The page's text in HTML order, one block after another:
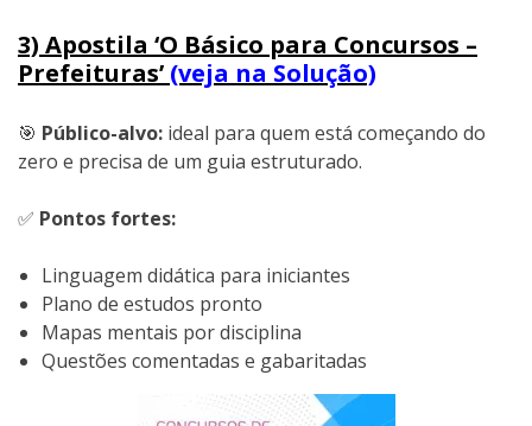
3) Apostila ‘O Básico para Concursos –
Prefeituras’ (veja na Solução)
🎯 Público-alvo: ideal para quem está começando do
zero e precisa de um guia estruturado.
✅ Pontos fortes:
Linguagem didática para iniciantes
Plano de estudos pronto
Mapas mentais por disciplina
Questões comentadas e gabaritadas